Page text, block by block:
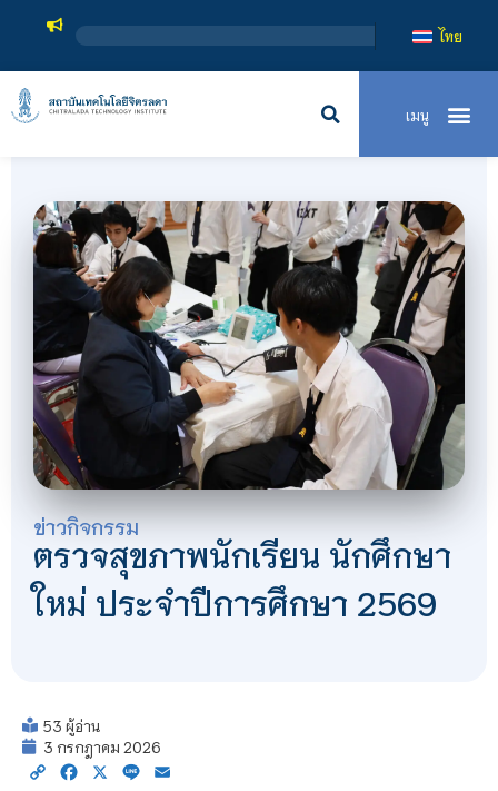
สถาบันเทคโนโลยีจิตรลดา เป็นสถ
ไทย
ข่าวกิจกรรม
ตรวจสุขภาพนักเรียน นักศึกษา
ใหม่ ประจำปีการศึกษา 2569
53 ผู้อ่าน
3 กรกฎาคม 2026
Copy Facebook
X Line